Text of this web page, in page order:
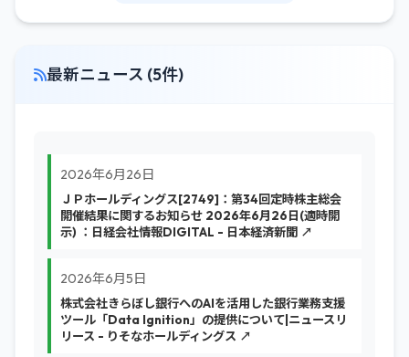
最新ニュース (5件)
2026年6月26日
ＪＰホールディングス[2749]：第34回定時株主総会
開催結果に関するお知らせ 2026年6月26日(適時開
示) ：日経会社情報DIGITAL - 日本経済新聞 ↗
2026年6月5日
株式会社きらぼし銀行へのAIを活用した銀行業務支援
ツール「Data Ignition」の提供について|ニュースリ
リース - りそなホールディングス ↗